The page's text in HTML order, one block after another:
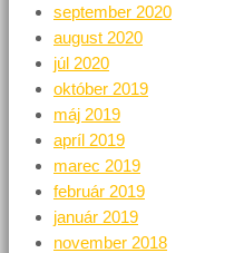
september 2020
august 2020
júl 2020
október 2019
máj 2019
apríl 2019
marec 2019
február 2019
január 2019
november 2018